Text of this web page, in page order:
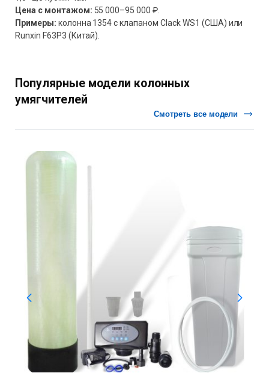
Цена с монтажом: 55 000–95 000 ₽.
Примеры: колонна 1354 с клапаном Clack WS1 (США) или
Runxin F63P3 (Китай).
Популярные модели колонных
умягчителей
Смотреть все модели